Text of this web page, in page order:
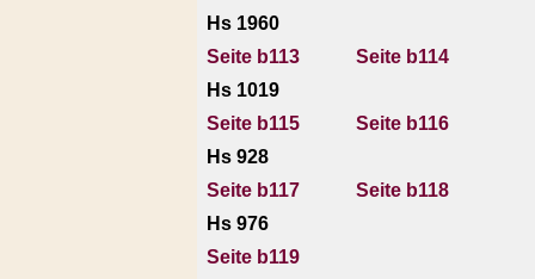
Hs 1960
Seite b113
Seite b114
Hs 1019
Seite b115
Seite b116
Hs 928
Seite b117
Seite b118
Hs 976
Seite b119